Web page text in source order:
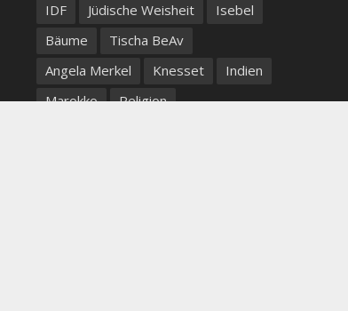
IDF Jüdische Weisheit
Isebel
Bäume
Tischa BeAv
Angela Merkel
Knesset
Indien
Marokko
Religion